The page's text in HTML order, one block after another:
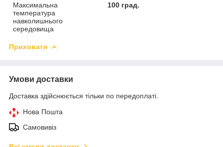
Максимальна
температура
навколишнього
середовища
100 град.
Приховати
Умови доставки
Доставка здійснюється тільки по передоплаті.
Нова Пошта
Самовивіз